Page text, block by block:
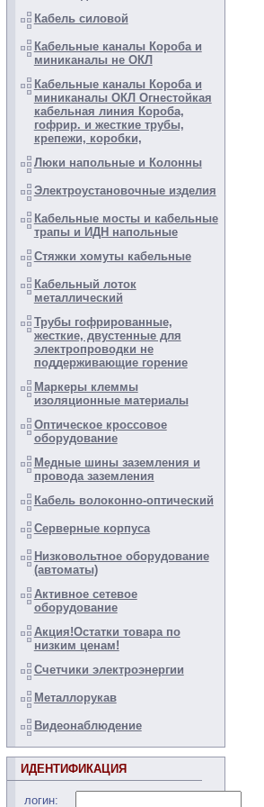
Кабель силовой
Кабельные каналы Короба и
миниканалы не ОКЛ
Кабельные каналы Короба и
миниканалы ОКЛ Огнестойкая
кабельная линия Короба,
гофрир. и жесткие трубы,
крепежи, коробки,
Люки напольные и Колонны
Электроустановочные изделия
Кабельные мосты и кабельные
трапы и ИДН напольные
Стяжки хомуты кабельные
Кабельный лоток
металлический
Трубы гофрированные,
жесткие, двустенные для
электропроводки не
поддерживающие горение
Маркеры клеммы
изоляционные материалы
Оптическое кроссовое
оборудование
Медные шины заземления и
провода заземления
Кабель волоконно-оптический
Серверные корпуса
Низковольтное оборудование
(автоматы)
Активное сетевое
оборудование
Акция!Остатки товара по
низким ценам!
Счетчики электроэнергии
Металлорукав
Видеонаблюдение
ИДЕНТИФИКАЦИЯ
логин: